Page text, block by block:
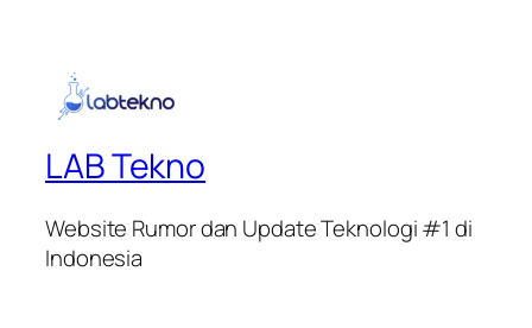
LAB Tekno
Website Rumor dan Update Teknologi #1 di
Indonesia